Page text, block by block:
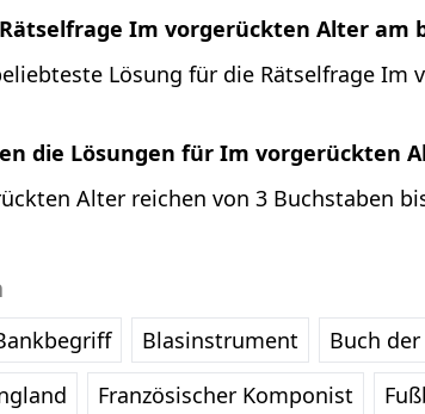
Im vorgerückten Alter am
Lösung für die Rätselfrage Im
die Lösungen für Im vorgerückten
Alter reichen von 3 Buchstaben
Blasinstrument
Buch
Französischer Komponist